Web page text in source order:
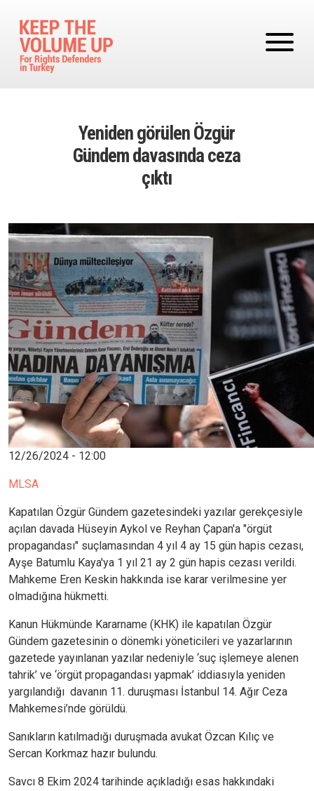
Yeniden görülen Özgür
Gündem davasında ceza
çıktı
Image
12/26/2024 - 12:00
MLSA
Kapatılan Özgür Gündem gazetesindeki yazılar gerekçesiyle
açılan davada Hüseyin Aykol ve Reyhan Çapan'a "örgüt
propagandası" suçlamasından 4 yıl 4 ay 15 gün hapis cezası,
Ayşe Batumlu Kaya'ya 1 yıl 21 ay 2 gün hapis cezası verildi.
Mahkeme Eren Keskin hakkında ise karar verilmesine yer
olmadığına hükmetti.
Kanun Hükmünde Kararname (KHK) ile kapatılan Özgür
Gündem gazetesinin o dönemki yöneticileri ve yazarlarının
gazetede yayınlanan yazılar nedeniyle ‘suç işlemeye alenen
tahrik’ ve ‘örgüt propagandası yapmak’ iddiasıyla yeniden
yargılandığı davanın 11. duruşması İstanbul 14. Ağır Ceza
Mahkemesi’nde görüldü.
Sanıkların katılmadığı duruşmada avukat Özcan Kılıç ve
Sercan Korkmaz hazır bulundu.
Savcı 8 Ekim 2024 tarihinde açıkladığı esas hakkındaki